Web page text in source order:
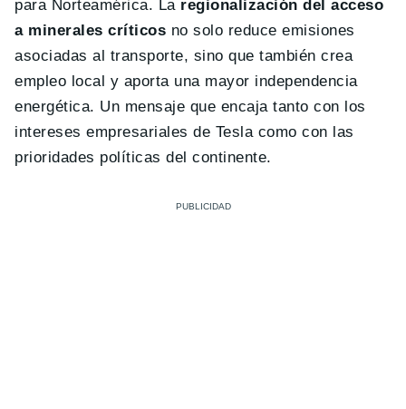
para Norteamérica. La regionalización del acceso
a minerales críticos no solo reduce emisiones
asociadas al transporte, sino que también crea
empleo local y aporta una mayor independencia
energética. Un mensaje que encaja tanto con los
intereses empresariales de Tesla como con las
prioridades políticas del continente.